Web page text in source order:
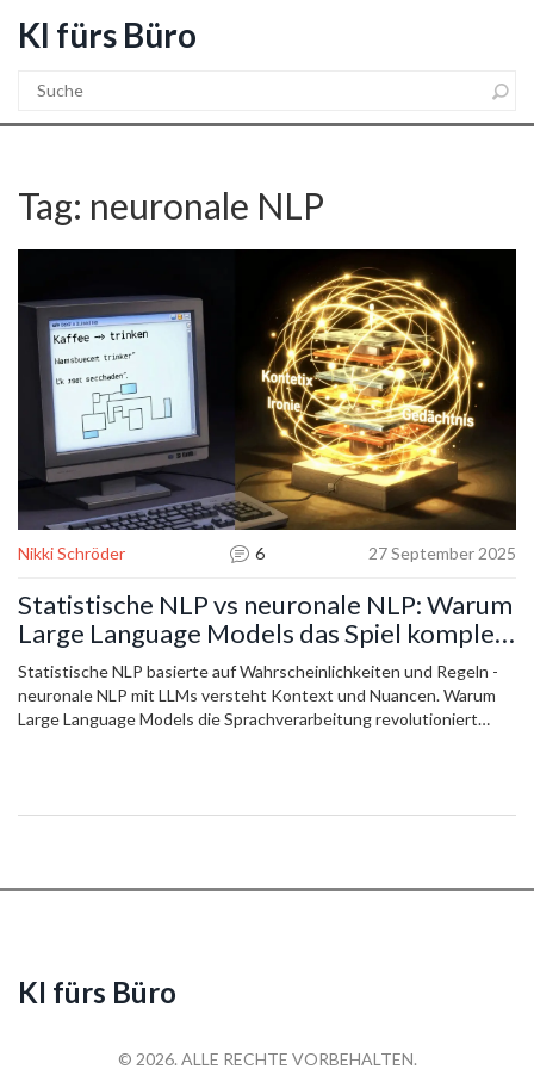
KI fürs Büro
Tag: neuronale NLP
Nikki Schröder 6 27 September 2025
Statistische NLP vs neuronale NLP: Warum
Large Language Models das Spiel komplett
verändert haben
Statistische NLP basierte auf Wahrscheinlichkeiten und Regeln -
neuronale NLP mit LLMs versteht Kontext und Nuancen. Warum
Large Language Models die Sprachverarbeitung revolutioniert
KI fürs Büro
© 2026. ALLE RECHTE VORBEHALTEN.